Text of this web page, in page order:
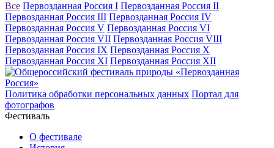
Все Первозданная Россия I Первозданная Россия II
Первозданная Россия III Первозданная Россия IV
Первозданная Россия V Первозданная Россия VI
Первозданная Россия VII Первозданная Россия VIII
Первозданная Россия IX Первозданная Россия X
Первозданная Россия XI Первозданная Россия XII
Политика обработки персональных данных Портал для
фотографов
Фестиваль
О фестивале